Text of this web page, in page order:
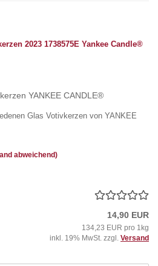
YANKEE CANDLE®
Glas Votivkerzen von YANKEE
abweichend)
14,90 EUR
134,23 EUR pro 1kg
inkl. 19% MwSt. zzgl. Versand